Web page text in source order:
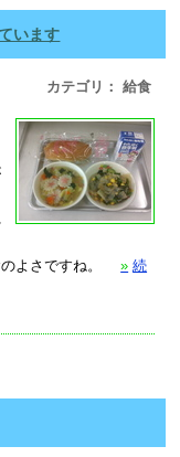
います
カテゴリ： 給食
よさですね。
» 続